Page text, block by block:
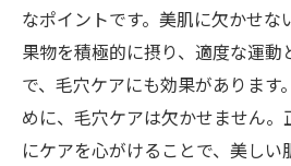
なポイントです。美肌に欠かせな
果物を積極的に摂り、適度な運動
で、毛穴ケアにも効果があります
めに、毛穴ケアは欠かせません
にケアを心がけることで、美しい